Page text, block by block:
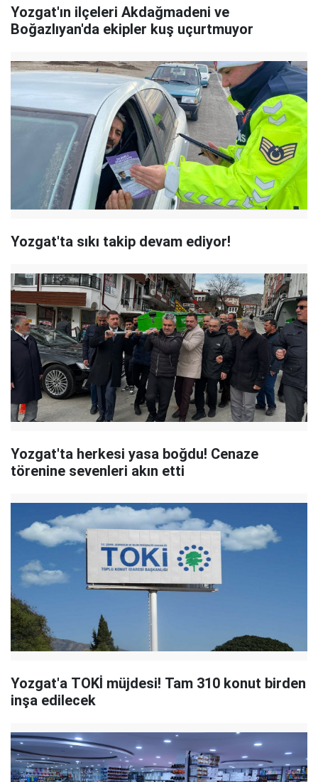
Yozgat'ın ilçeleri Akdağmadeni ve
Boğazlıyan'da ekipler kuş uçurtmuyor
Yozgat'ta sıkı takip devam ediyor!
Yozgat'ta herkesi yasa boğdu! Cenaze
törenine sevenleri akın etti
Yozgat'a TOKİ müjdesi! Tam 310 konut birden
inşa edilecek